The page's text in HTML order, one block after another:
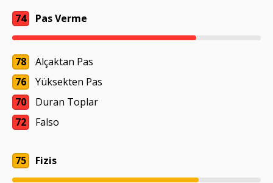
74 Pas Verme
78
Alçaktan Pas
76
Yüksekten Pas
70
Duran Toplar
72
Falso
75 Fizis